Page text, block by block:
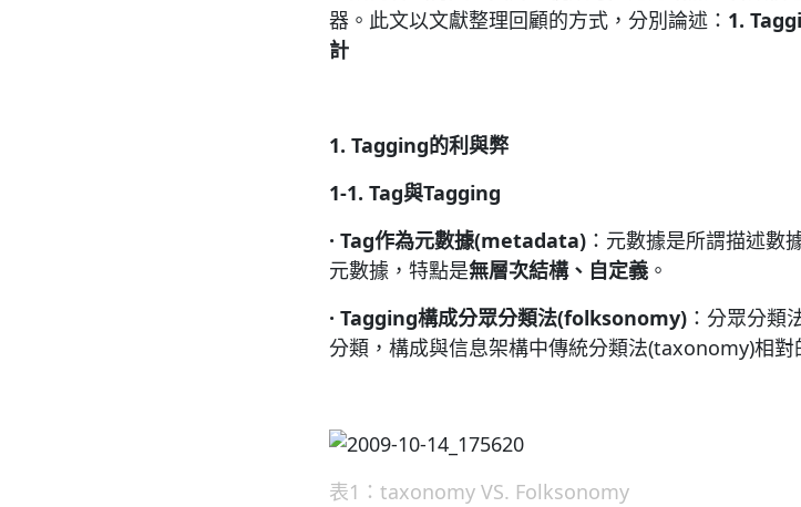
器。此文以文獻整理回顧的方式，分別論述： 1. T
計
1. Tagging的利與弊
1-1. Tag與Tagging
· Tag作為元數據(metadata) ：元數據是所謂描述數
元數據，特點是無層次結構、自定義 。
· Tagging構成分眾分類法(folksonomy) ：分眾分類
分類，構成與信息架構中傳統分類法(taxonomy)相對
表1：taxonomy VS. Folksonomy